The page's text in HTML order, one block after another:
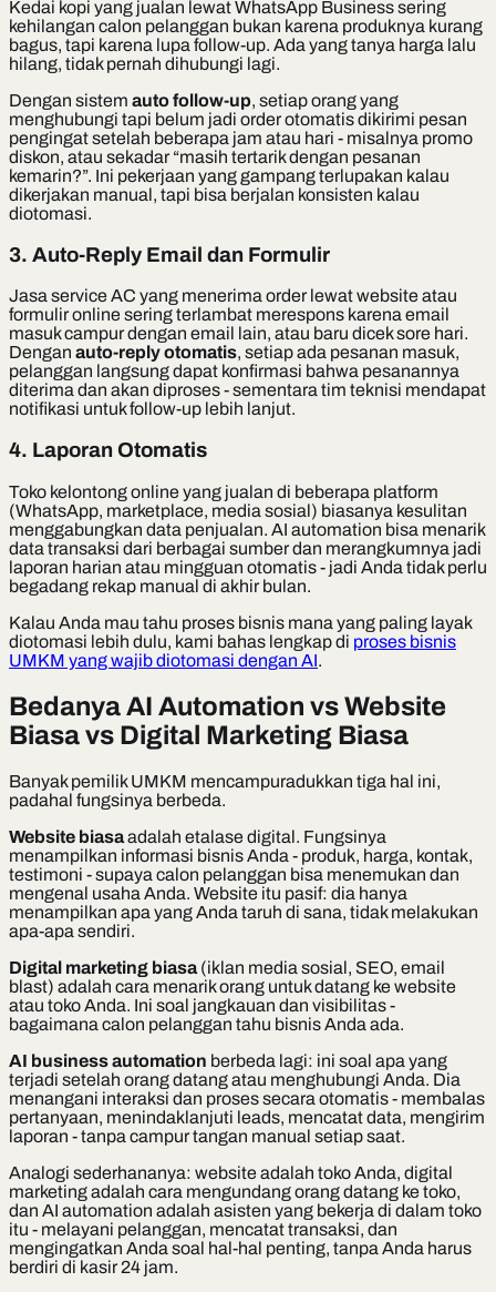
Kedai kopi yang jualan lewat WhatsApp Business sering
kehilangan calon pelanggan bukan karena produknya kurang
bagus, tapi karena lupa follow-up. Ada yang tanya harga lalu
hilang, tidak pernah dihubungi lagi.
Dengan sistem auto follow-up, setiap orang yang
menghubungi tapi belum jadi order otomatis dikirimi pesan
pengingat setelah beberapa jam atau hari - misalnya promo
diskon, atau sekadar “masih tertarik dengan pesanan
kemarin?”. Ini pekerjaan yang gampang terlupakan kalau
dikerjakan manual, tapi bisa berjalan konsisten kalau
diotomasi.
3. Auto-Reply Email dan Formulir
Jasa service AC yang menerima order lewat website atau
formulir online sering terlambat merespons karena email
masuk campur dengan email lain, atau baru dicek sore hari.
Dengan auto-reply otomatis, setiap ada pesanan masuk,
pelanggan langsung dapat konfirmasi bahwa pesanannya
diterima dan akan diproses - sementara tim teknisi mendapat
notifikasi untuk follow-up lebih lanjut.
4. Laporan Otomatis
Toko kelontong online yang jualan di beberapa platform
(WhatsApp, marketplace, media sosial) biasanya kesulitan
menggabungkan data penjualan. AI automation bisa menarik
data transaksi dari berbagai sumber dan merangkumnya jadi
laporan harian atau mingguan otomatis - jadi Anda tidak perlu
begadang rekap manual di akhir bulan.
Kalau Anda mau tahu proses bisnis mana yang paling layak
diotomasi lebih dulu, kami bahas lengkap di proses bisnis
UMKM yang wajib diotomasi dengan AI.
Bedanya AI Automation vs Website
Biasa vs Digital Marketing Biasa
Banyak pemilik UMKM mencampuradukkan tiga hal ini,
padahal fungsinya berbeda.
Website biasaadalah etalase digital. Fungsinya
menampilkan informasi bisnis Anda - produk, harga, kontak,
testimoni - supaya calon pelanggan bisa menemukan dan
mengenal usaha Anda. Website itu pasif: dia hanya
menampilkan apa yang Anda taruh di sana, tidak melakukan
apa-apa sendiri.
Digital marketing biasa(iklan media sosial, SEO, email
blast) adalah cara menarik orang untuk datang ke website
atau toko Anda. Ini soal jangkauan dan visibilitas -
bagaimana calon pelanggan tahu bisnis Anda ada.
AI business automation berbeda lagi: ini soal apa yang
terjadi setelah orang datang atau menghubungi Anda. Dia
menangani interaksi dan proses secara otomatis - membalas
pertanyaan, menindaklanjuti leads, mencatat data, mengirim
laporan - tanpa campur tangan manual setiap saat.
Analogi sederhananya: website adalah toko Anda, digital
marketing adalah cara mengundang orang datang ke toko,
dan AI automation adalah asisten yang bekerja di dalam toko
itu - melayani pelanggan, mencatat transaksi, dan
mengingatkan Anda soal hal-hal penting, tanpa Anda harus
berdiri di kasir 24 jam.